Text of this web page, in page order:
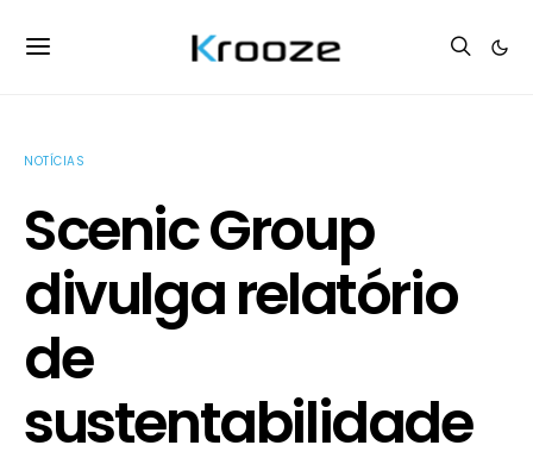
NOTÍCIAS
Scenic Group
divulga relatório
de
sustentabilidade